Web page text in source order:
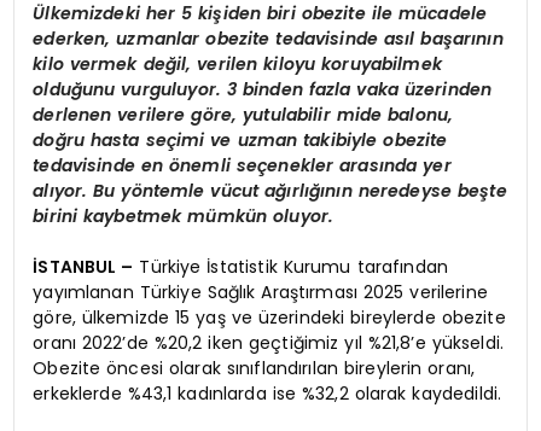
Ülkemizdeki her 5 kişiden biri obezite ile mücadele
ederken, uzmanlar obezite tedavisinde asıl başarının
kilo vermek değil, verilen kiloyu koruyabilmek
olduğunu vurguluyor. 3 binden fazla vaka üzerinden
derlenen verilere göre, yutulabilir mide balonu,
doğru hasta seçimi ve uzman takibiyle obezite
tedavisinde en önemli seçenekler arasında yer
alıyor. Bu yöntemle vücut ağırlığının neredeyse beşte
birini kaybetmek mümkün oluyor.
İSTANBUL – Türkiye İstatistik Kurumu tarafından
yayımlanan Türkiye Sağlık Araştırması 2025 verilerine
göre, ülkemizde 15 yaş ve üzerindeki bireylerde obezite
oranı 2022’de %20,2 iken geçtiğimiz yıl %21,8’e yükseldi.
Obezite öncesi olarak sınıflandırılan bireylerin oranı,
erkeklerde %43,1 kadınlarda ise %32,2 olarak kaydedildi.